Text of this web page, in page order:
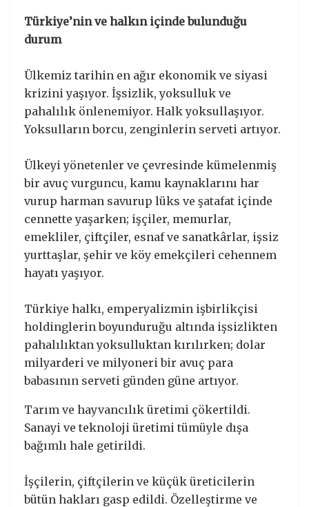
Türkiye’nin ve halkın içinde bulunduğu
durum
Ülkemiz tarihin en ağır ekonomik ve siyasi
krizini yaşıyor. İşsizlik, yoksulluk ve
pahalılık önlenemiyor. Halk yoksullaşıyor.
Yoksulların borcu, zenginlerin serveti artıyor.
Ülkeyi yönetenler ve çevresinde kümelenmiş
bir avuç vurguncu, kamu kaynaklarını har
vurup harman savurup lüks ve şatafat içinde
cennette yaşarken; işçiler, memurlar,
emekliler, çiftçiler, esnaf ve sanatkârlar, işsiz
yurttaşlar, şehir ve köy emekçileri cehennem
hayatı yaşıyor.
Türkiye halkı, emperyalizmin işbirlikçisi
holdinglerin boyunduruğu altında işsizlikten
pahalılıktan yoksulluktan kırılırken; dolar
milyarderi ve milyoneri bir avuç para
babasının serveti günden güne artıyor.
Tarım ve hayvancılık üretimi çökertildi.
Sanayi ve teknoloji üretimi tümüyle dışa
bağımlı hale getirildi.
İşçilerin, çiftçilerin ve küçük üreticilerin
bütün hakları gasp edildi. Özelleştirme ve